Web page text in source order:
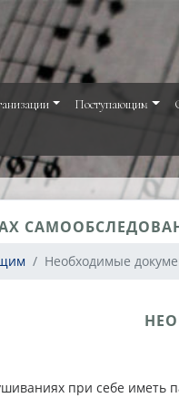
Поступающим
Необходимые
при себе иметь